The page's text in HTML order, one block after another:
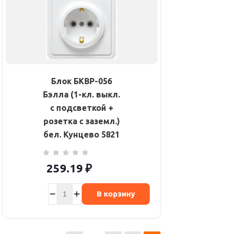
Блок БКВР-056
Бэлла (1-кл. выкл.
с подсветкой +
розетка с заземл.)
бел. Кунцево 5821
259.19 ₽
В корзину